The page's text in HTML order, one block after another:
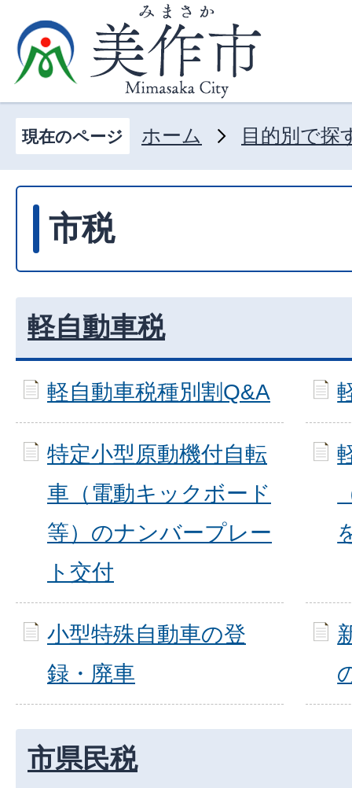
現在のページ ホーム 目的別で探
市税
軽自動車税
軽自動車税種別割Q&A
特定小型原動機付自転
車（電動キックボード
等）のナンバープレー
ト交付
小型特殊自動車の登
録・廃車
市県民税